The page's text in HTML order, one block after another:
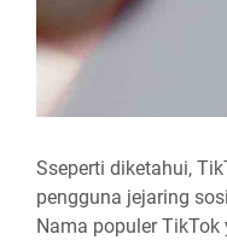
Sseperti diketahui,
pengguna jejaring
Nama populer TikTok